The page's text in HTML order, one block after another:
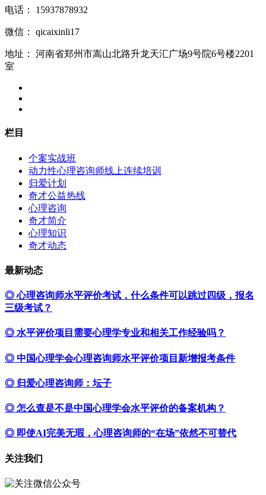
电话： 15937878932
微信： qicaixinli17
地址：
河南省郑州市嵩山北路升龙天汇广场9号院6号楼2201
室
栏目
个案实战班
动力性心理咨询师线上连续培训
归爱计划
奇才公益热线
心理咨询
奇才简介
心理知识
奇才动态
最新动态
◎ 心理咨询师水平评价考试，什么条件可以跳过四级，报名
三级考试？
◎ 水平评价项目需要心理学专业和相关工作经验吗？
◎ 中国心理学会心理咨询师水平评价项目新增报考条件
◎ 归爱心理咨询师：坛子
◎ 怎么查是不是中国心理学会水平评价的备案机构？
◎ 即使AI完美无瑕，心理咨询师的“在场”依然不可替代
关注我们